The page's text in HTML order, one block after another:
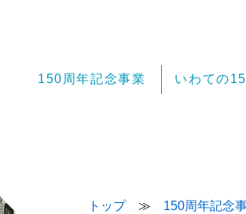
150周年記念事業 いわての
トップ≫ 150周年記念